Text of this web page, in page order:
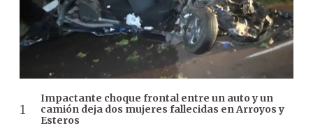
Impactante choque frontal entre un auto y un
camión deja dos mujeres fallecidas en Arroyos y
Esteros